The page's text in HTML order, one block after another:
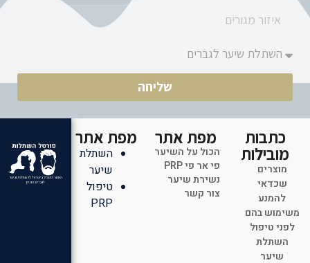
שליחה
כתבות
מובילות
מוצרים
שכדאי
להמנע
משימוש בהם
לפני טיפול
השתלת
שיער
מפת אתר
הכול על השיער
פי אר פי PRP
נשירת שיער
צור קשר
מפת אתר
השתלת
שיער
טיפול
PRP